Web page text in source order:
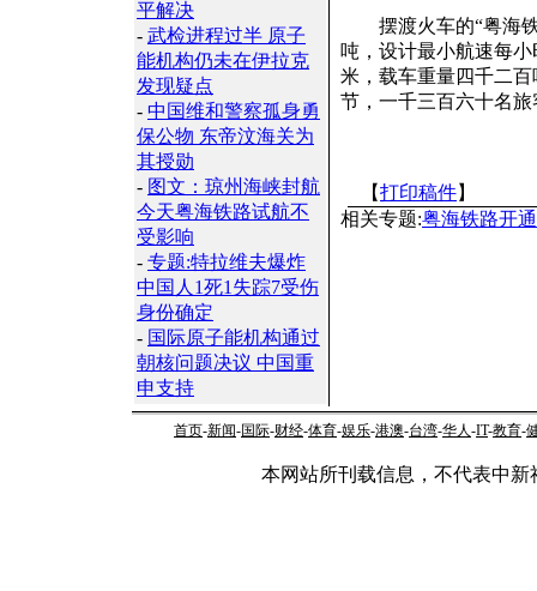
平解决
- 武检进程过半 原子
能机构仍未在伊拉克
发现疑点
- 中国维和警察孤身勇
保公物 东帝汶海关为
其授勋
- 图文：琼州海峡封航
今天粤海铁路试航不
受影响
- 专题:特拉维夫爆炸
中国人1死1失踪7受伤
身份确定
- 国际原子能机构通过
朝核问题决议 中国重
申支持
摆渡火车的“粤海铁
吨，设计最小航速每
米，载车重量四千二
节，一千三百六十名旅
【打印稿件】
相关专题:粤海铁路开通
首页-新闻-国际-财经-体育-娱乐-港澳-台湾-华人-IT-教育-
本网站所刊载信息，不代表中